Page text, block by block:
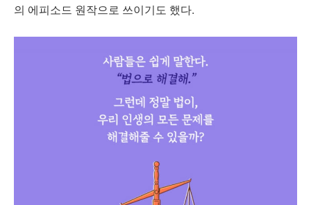
의 에피소드 원작으로 쓰이기도 했다.